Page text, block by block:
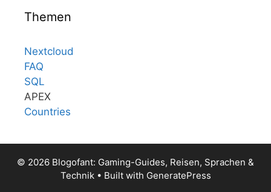
Themen
Nextcloud
FAQ
SQL
APEX
Countries
© 2026 Blogofant: Gaming-Guides, Reisen, Sprachen &
Technik• Built with GeneratePress